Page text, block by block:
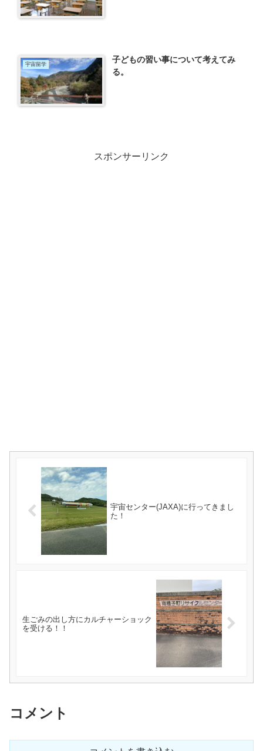
宇宙留学
子どもの習い事について考えてみ
る。
スポンサーリンク
宇宙センター(JAXA)に行ってきまし
た！
生ごみの出し方にカルチャーショック
を受ける！！
コメント